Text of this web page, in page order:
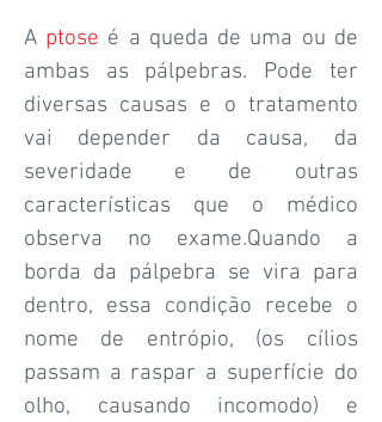
A ptose é a queda de uma ou de
ambas as pálpebras. Pode ter
diversas causas e o tratamento
vai depender da causa, da
severidade e de outras
características que o médico
observa no exame.Quando a
borda da pálpebra se vira para
dentro, essa condição recebe o
nome de entrópio, (os cílios
passam a raspar a superfície do
olho, causando incomodo) e